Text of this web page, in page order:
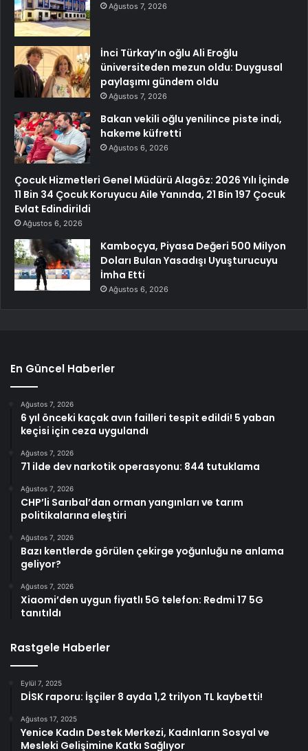
Ağustos 7, 2026
İnci Türkay’ın oğlu Ali Eroğlu
üniversiteden mezun oldu: Duygusal
paylaşımı gündem oldu
Ağustos 7, 2026
Bakan vekili oğlu yenilince piste indi,
hakeme küfretti
Ağustos 6, 2026
Çocuk Hizmetleri Genel Müdürü Alagöz: 2026 Yılı İçinde
11 Bin 34 Çocuk Koruyucu Aile Yanında, 21 Bin 197 Çocuk
Evlat Edindirildi
Ağustos 6, 2026
Kamboçya, Piyasa Değeri 500 Milyon
Doları Bulan Yasadışı Uyuşturucuyu
İmha Etti
Ağustos 6, 2026
En Güncel Haberler
Ağustos 7, 2026
6 yıl önceki kaçak avın failleri tespit edildi! 5 yaban
keçisi için ceza uygulandı
Ağustos 7, 2026
71 ilde dev narkotik operasyonu: 844 tutuklama
Ağustos 7, 2026
CHP’li Sarıbal’dan orman yangınları ve tarım
politikalarına eleştiri
Ağustos 7, 2026
Bazı kentlerde görülen çekirge yoğunluğu ne anlama
geliyor?
Ağustos 7, 2026
Xiaomi’den uygun fiyatlı 5G telefon: Redmi 17 5G
tanıtıldı
Rastgele Haberler
Eylül 7, 2025
DİSK raporu: İşçiler 8 ayda 1,2 trilyon TL kaybetti!
Ağustos 17, 2025
Yenice Kadın Destek Merkezi, Kadınların Sosyal ve
Mesleki Gelişimine Katkı Sağlıyor